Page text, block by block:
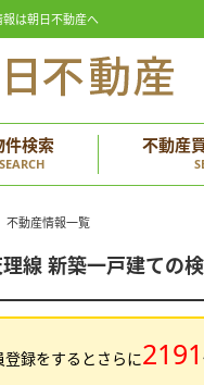
は朝日不動産へ
件検索
SEARCH
不動産
不動産情報一覧
線 新築一戸建ての
登録をするとさらに2191